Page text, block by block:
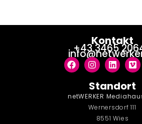
Standort
netWERKER
Wernersdorf 111
8551 Wies
Kontakt
+43 3465